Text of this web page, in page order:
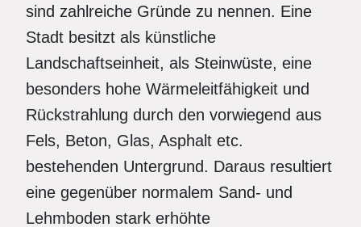
sind zahlreiche Gründe zu nennen. Eine
Stadt besitzt als künstliche
Landschaftseinheit, als Steinwüste, eine
besonders hohe Wärmeleitfähigkeit und
Rückstrahlung durch den vorwiegend aus
Fels, Beton, Glas, Asphalt etc.
bestehenden Untergrund. Daraus resultiert
eine gegenüber normalem Sand- und
Lehmboden stark erhöhte